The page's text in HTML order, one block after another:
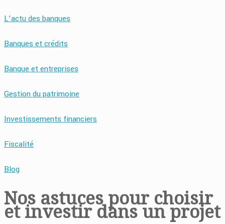
L’actu des banques
Banques et crédits
Banque et entreprises
Gestion du patrimoine
Investissements financiers
Fiscalité
Blog
Nos astuces pour choisir
et investir dans un projet